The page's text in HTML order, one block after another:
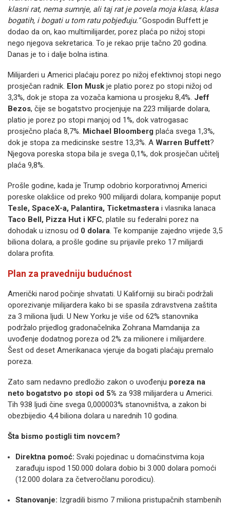
klasni rat, nema sumnje, ali taj rat je povela moja klasa, klasa
bogatih, i bogati u tom ratu pobjeđuju.“Gospodin Buffett je
dodao da on, kao multimilijarder, porez plaća po nižoj stopi
nego njegova sekretarica. To je rekao prije tačno 20 godina.
Danas je to i dalje bolna istina.
Milijarderi u Americi plaćaju porez po nižoj efektivnoj stopi nego
prosječan radnik. Elon Musk je platio porez po stopi nižoj od
3,3%, dok je stopa za vozača kamiona u prosjeku 8,4%. Jeff
Bezos, čije se bogatstvo procjenjuje na 223 milijarde dolara,
platio je porez po stopi manjoj od 1%, dok vatrogasac
prosječno plaća 8,7%. Michael Bloomberg plaća svega 1,3%,
dok je stopa za medicinske sestre 13,3%. A Warren Buffett?
Njegova poreska stopa bila je svega 0,1%, dok prosječan učitelj
plaća 9,8%.
Prošle godine, kada je Trump odobrio korporativnoj Americi
poreske olakšice od preko 900 milijardi dolara, kompanije poput
Tesle, SpaceX-a, Palantira, Ticketmastera i vlasnika lanaca
Taco Bell, Pizza Hut i KFC, platile su federalni porez na
dohodak u iznosu od 0 dolara. Te kompanije zajedno vrijede 3,5
biliona dolara, a prošle godine su prijavile preko 17 milijardi
dolara profita.
Plan za pravedniju budućnost
Američki narod počinje shvatati. U Kaliforniji su birači podržali
oporezivanje milijardera kako bi se spasila zdravstvena zaštita
za 3 miliona ljudi. U New Yorku je više od 62% stanovnika
podržalo prijedlog gradonačelnika Zohrana Mamdanija za
uvođenje dodatnog poreza od 2% za milionere i milijardere.
Šest od deset Amerikanaca vjeruje da bogati plaćaju premalo
poreza.
Zato sam nedavno predložio zakon o uvođenju poreza na
neto bogatstvo po stopi od 5% za 938 milijardera u Americi.
Tih 938 ljudi čine svega 0,000003% stanovništva, a zakon bi
obezbijedio 4,4 biliona dolara u narednih 10 godina.
Šta bismo postigli tim novcem?
Direktna pomoć: Svaki pojedinac u domaćinstvima koja
zarađuju ispod 150.000 dolara dobio bi 3.000 dolara pomoći
(12.000 dolara za četveročlanu porodicu).
Stanovanje: Izgradili bismo 7 miliona pristupačnih stambenih